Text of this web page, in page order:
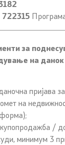
722315
за
на
пријава
на
/
минимум 3